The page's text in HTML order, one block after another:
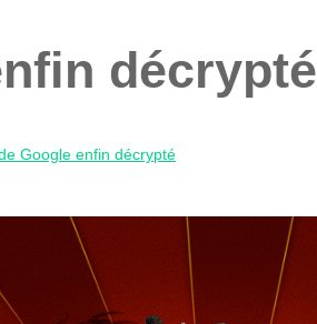
décrypté
Google enfin décrypté